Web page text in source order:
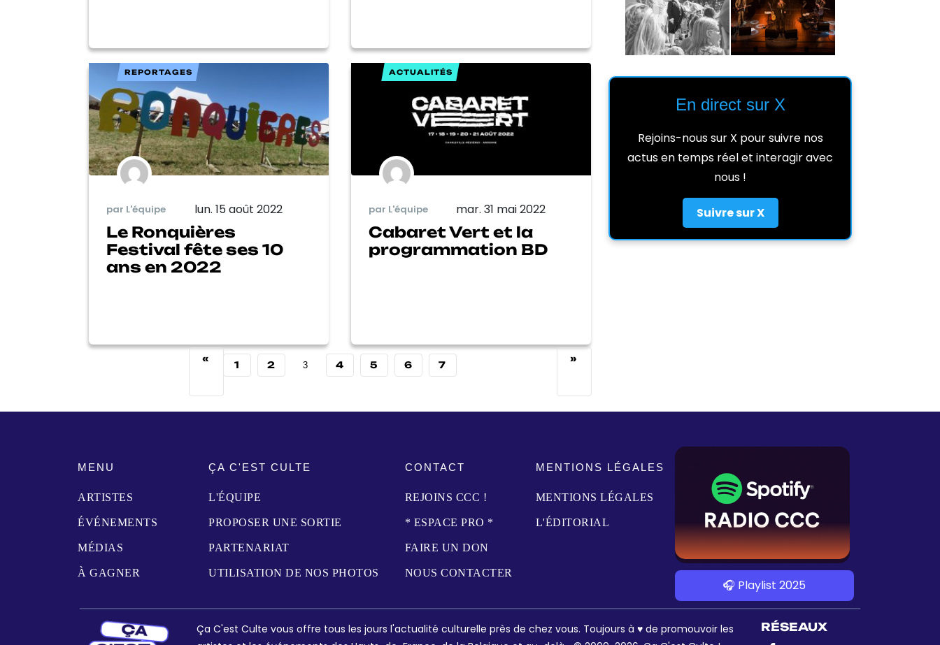
REPORTAGES
par L'équipe lun. 15 août 2022
Le Ronquières
Festival fête ses 10
ans en 2022
ACTUALITÉS
par L'équipe mar. 31 mai 2022
Cabaret Vert et la
programmation BD
«
1 2 3 4 5 6 7
»
En direct sur X
Rejoins-nous sur X pour suivre nos
actus en temps réel et interagir avec
nous !
Suivre sur X
MENU
ARTISTES
ÉVÉNEMENTS
MÉDIAS
À GAGNER
ÇA C'EST CULTE
L'ÉQUIPE
PROPOSER UNE SORTIE
PARTENARIAT
UTILISATION DE NOS PHOTOS
CONTACT
REJOINS CCC !
* ESPACE PRO *
FAIRE UN DON
NOUS CONTACTER
MENTIONS LÉGALES
MENTIONS LÉGALES
L'ÉDITORIAL
🎧 Playlist 2025
Ça C'est Culte vous offre tous les jours l'actualité culturelle près de chez vous. Toujours à ♥ de promouvoir les
RÉSEAUX